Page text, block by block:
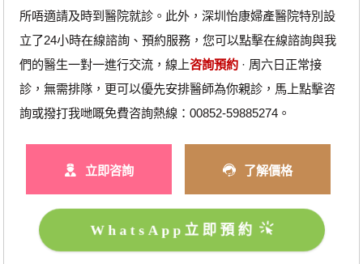
所唔適請及時到醫院就診。此外，深圳怡康婦產醫院特別設
立了24小時在線諮詢、預約服務，您可以點擊在線諮詢與我
們的醫生一對一進行交流，線上咨詢預約· ‎周六日正常接
診，無需排隊，更可以優先安排醫師為你親診，馬上點擊咨
詢或撥打我哋嘅免費咨詢熱線：00852-59885274。
立即咨詢 了解價格
WhatsApp立即預約